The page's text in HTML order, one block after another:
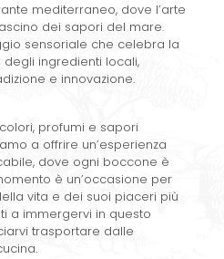
mediterraneo, dove l’arte
dei sapori del mare.
sensoriale che celebra la
degli ingredienti locali,
e innovazione.
profumi e sapori
a offrire un’esperienza
dove ogni boccone è
è un’occasione per
vita e dei suoi piaceri più
a immergervi in questo
trasportare dalle